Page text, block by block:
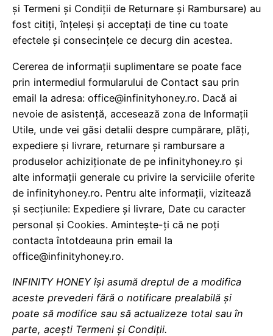
și Termeni și Condiții de Returnare și Rambursare) au
fost citiți, înțeleși și acceptați de tine cu toate
efectele și consecințele ce decurg din acestea.
Cererea de informații suplimentare se poate face
prin intermediul formularului de Contact sau prin
email la adresa: office@infinityhoney.ro. Dacă ai
nevoie de asistență, accesează zona de Informații
Utile, unde vei găsi detalii despre cumpărare, plăți,
expediere și livrare, returnare și rambursare a
produselor achiziționate de pe infinityhoney.ro și
alte informații generale cu privire la serviciile oferite
de infinityhoney.ro. Pentru alte informații, vizitează
și secțiunile: Expediere și livrare, Date cu caracter
personal și Cookies. Amintește-ți că ne poți
contacta întotdeauna prin email la
office@infinityhoney.ro.
INFINITY HONEY își asumă dreptul de a modifica
aceste prevederi fără o notificare prealabilă și
poate să modifice sau să actualizeze total sau în
parte, acești Termeni și Condiții.